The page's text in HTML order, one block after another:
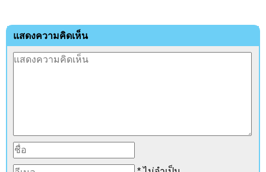
แสดงความคิดเห็น